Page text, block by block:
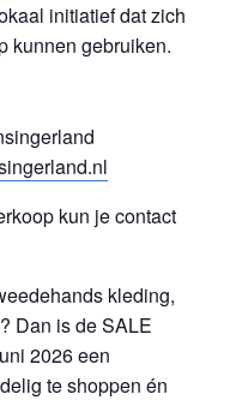
initiatief dat zich
kunnen gebruiken.
kun je contact
kleding,
Dan is de SALE
2026 een
te shoppen én